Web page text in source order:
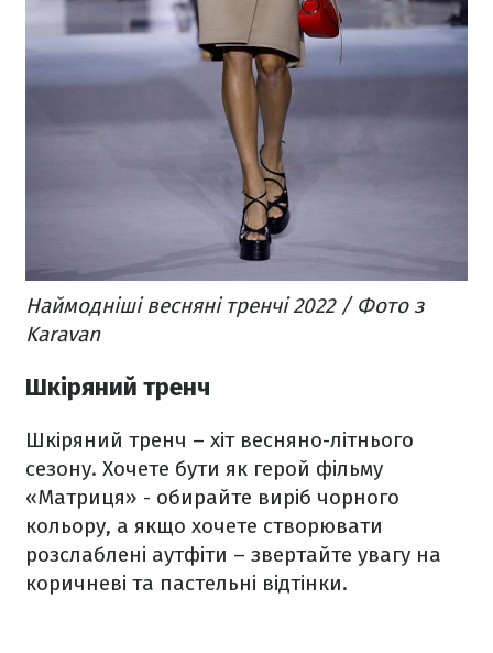
Наймодніші весняні тренчі 2022 / Фото з
Karavan
Шкіряний тренч
Шкіряний тренч – хіт весняно-літнього
сезону. Хочете бути як герой фільму
«Матриця» - обирайте виріб чорного
кольору, а якщо хочете створювати
розслаблені аутфіти – звертайте увагу на
коричневі та пастельні відтінки.